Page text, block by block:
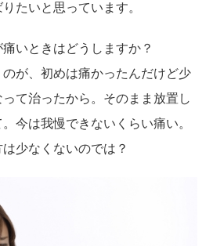
たいと思っています。
いときはどうしますか？
が、初めは痛かったんだけど少
て治ったから。そのまま放置し
今は我慢できないくらい痛い。
少なくないのでは？